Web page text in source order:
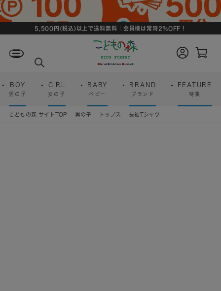
5,500円(税込)以上で送料無料｜会員様は常時2%OFF！
ジ
BOY
男の子
GIRL
女の子
BABY
ベビー
BRAND
ブランド
FEATURE
特集
こどもの森 サイトTOP 男の子 トップス 長袖Tシャツ